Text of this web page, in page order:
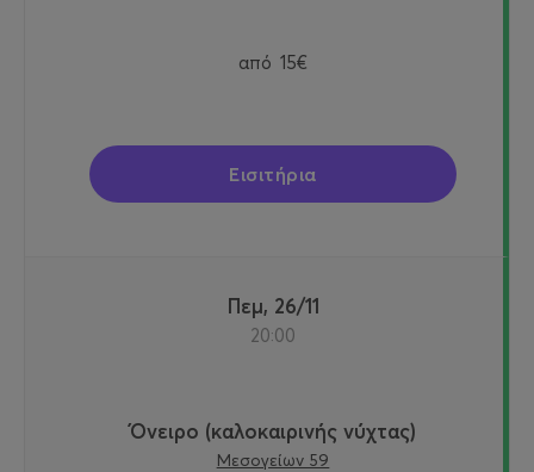
από 15€
Εισιτήρια
Πεμ, 26/11
20:00
Όνειρο (καλοκαιρινής νύχτας)
Μεσογείων 59